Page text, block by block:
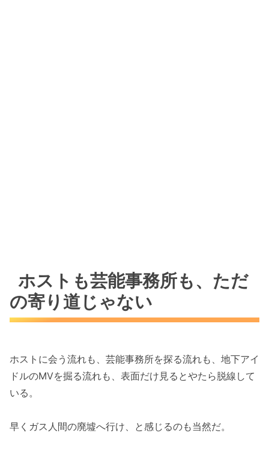
ホストも芸能事務所も、ただ
の寄り道じゃない
ホストに会う流れも、芸能事務所を探る流れも、地下アイ
ドルのMVを掘る流れも、表面だけ見るとやたら脱線して
いる。
早くガス人間の廃墟へ行け、と感じるのも当然だ。